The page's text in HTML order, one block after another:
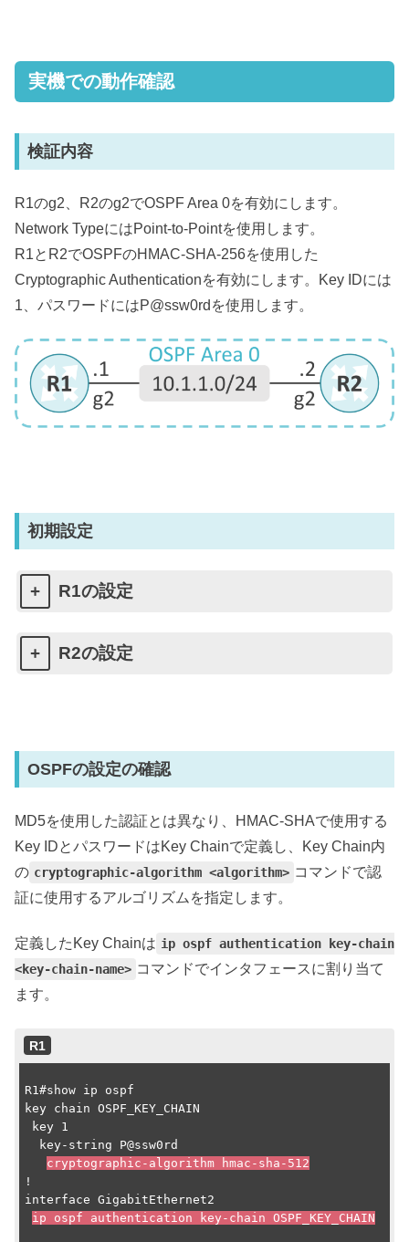
実機での動作確認
検証内容
R1のg2、R2のg2でOSPF Area 0を有効にします。
Network TypeにはPoint-to-Pointを使用します。
R1とR2でOSPFのHMAC-SHA-256を使用した
Cryptographic Authenticationを有効にします。Key IDには
1、パスワードにはP@ssw0rdを使用します。
初期設定
R1の設定
R2の設定
OSPFの設定の確認
MD5を使用した認証とは異なり、HMAC-SHAで使用する
Key IDとパスワードはKey Chainで定義し、Key Chain内
の cryptographic-algorithm <algorithm> コマンドで認
証に使用するアルゴリズムを指定します。
定義したKey Chainは ip ospf authentication key-chain
<key-chain-name> コマンドでインタフェースに割り当て
ます。
R1
R1#show ip ospf
key chain OSPF_KEY_CHAIN
key 1
  key-string P@ssw0rd
cryptographic-algorithm hmac-sha-512
!
interface GigabitEthernet2
ip ospf authentication key-chain OSPF_KEY_CHAIN